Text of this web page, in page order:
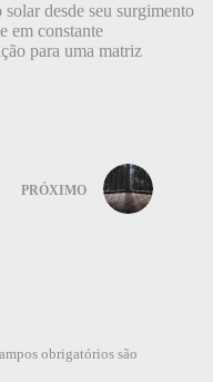
desde seu surgimento
em constante
para uma matriz
PRÓXIMO
obrigatórios são